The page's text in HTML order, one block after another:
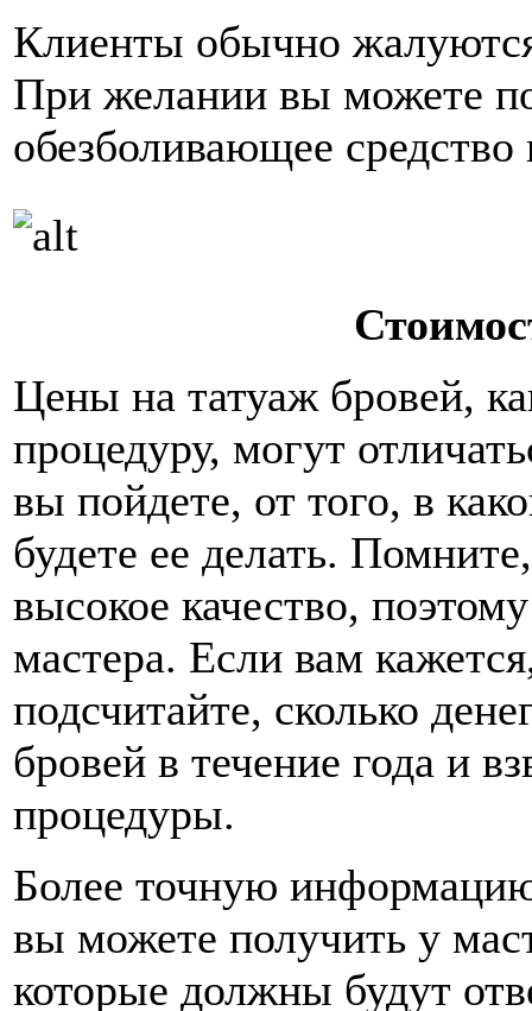
Клиенты обычно
При желании вы можете
обезболивающее средство
Цены на татуаж бровей,
процедуру, могут
вы пойдете, от того, в
будете ее делать.
высокое качество,
мастера. Если вам
подсчитайте, сколько
бровей в течение года и
процедуры.
Более точную
вы можете получить у
которые должны будут